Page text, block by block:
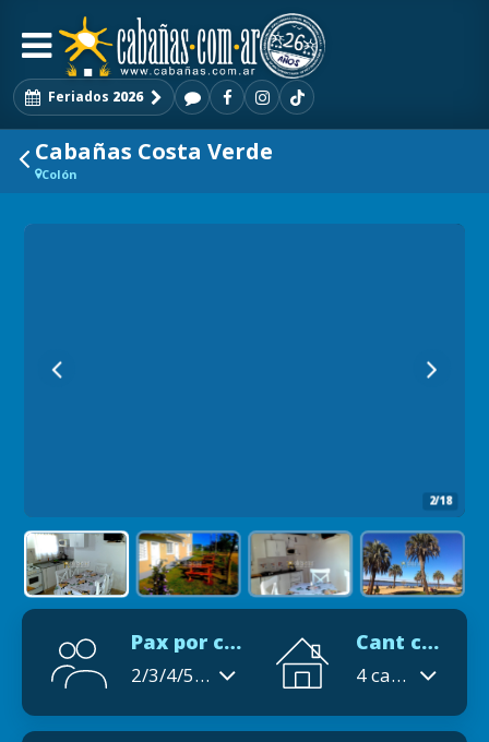
Feriados 2026
Cabañas Costa Verde
Colón
2/18
Pax por cabaña
2/3/4/5/6
Cant cabañas
4 cabañas